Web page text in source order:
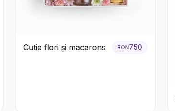
Cutie flori și macarons RON750